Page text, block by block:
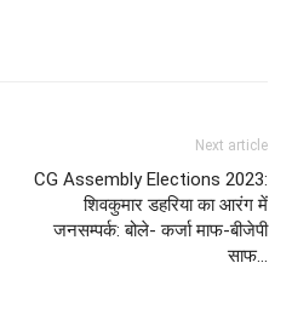
Next article
CG Assembly Elections 2023:
शिवकुमार डहरिया का आरंग में
जनसम्पर्क: बोले- कर्जा माफ-बीजेपी
साफ…